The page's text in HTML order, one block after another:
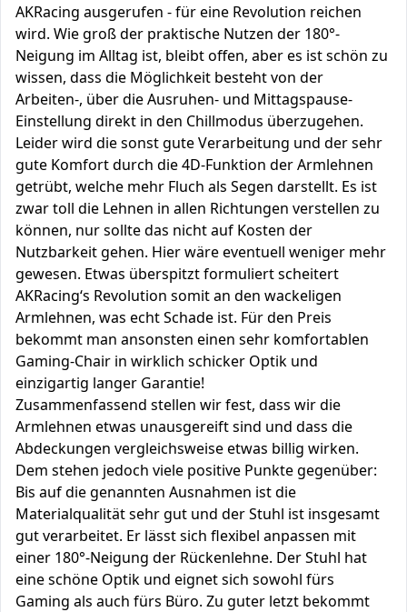
AKRacing ausgerufen - für eine Revolution reichen
wird. Wie groß der praktische Nutzen der 180°-
Neigung im Alltag ist, bleibt offen, aber es ist schön zu
wissen, dass die Möglichkeit besteht von der
Arbeiten-, über die Ausruhen- und Mittagspause-
Einstellung direkt in den Chillmodus überzugehen.
Leider wird die sonst gute Verarbeitung und der sehr
gute Komfort durch die 4D-Funktion der Armlehnen
getrübt, welche mehr Fluch als Segen darstellt. Es ist
zwar toll die Lehnen in allen Richtungen verstellen zu
können, nur sollte das nicht auf Kosten der
Nutzbarkeit gehen. Hier wäre eventuell weniger mehr
gewesen. Etwas überspitzt formuliert scheitert
AKRacing‘s Revolution somit an den wackeligen
Armlehnen, was echt Schade ist. Für den Preis
bekommt man ansonsten einen sehr komfortablen
Gaming-Chair in wirklich schicker Optik und
einzigartig langer Garantie!
Zusammenfassend stellen wir fest, dass wir die
Armlehnen etwas unausgereift sind und dass die
Abdeckungen vergleichsweise etwas billig wirken.
Dem stehen jedoch viele positive Punkte gegenüber:
Bis auf die genannten Ausnahmen ist die
Materialqualität sehr gut und der Stuhl ist insgesamt
gut verarbeitet. Er lässt sich flexibel anpassen mit
einer 180°-Neigung der Rückenlehne. Der Stuhl hat
eine schöne Optik und eignet sich sowohl fürs
Gaming als auch fürs Büro. Zu guter letzt bekommt